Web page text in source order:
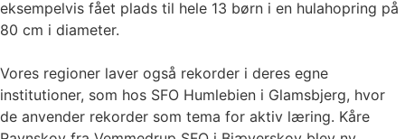
eksempelvis fået plads til hele 13 børn i en hulahopring på
80 cm i diameter.
Vores regioner laver også rekorder i deres egne
institutioner, som hos SFO Humlebien i Glamsbjerg, hvor
de anvender rekorder som tema for aktiv læring. Kåre